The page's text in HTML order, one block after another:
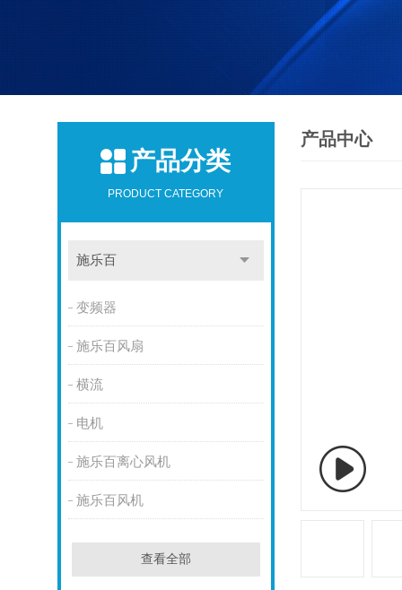
产品分类
PRODUCT CATEGORY
施乐百
变频器
施乐百风扇
横流
电机
施乐百离心风机
施乐百风机
查看全部
产品中心